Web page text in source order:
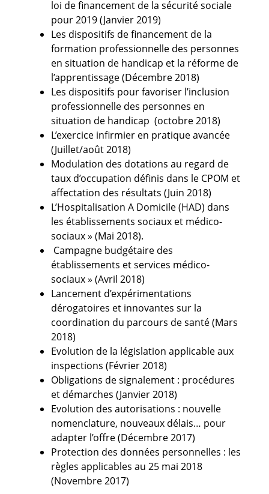
loi de financement de la sécurité sociale
pour 2019 (Janvier 2019)
Les dispositifs de financement de la
formation professionnelle des personnes
en situation de handicap et la réforme de
l’apprentissage (Décembre 2018)
Les dispositifs pour favoriser l’inclusion
professionnelle des personnes en
situation de handicap (octobre 2018)
L’exercice infirmier en pratique avancée
(Juillet/août 2018)
Modulation des dotations au regard de
taux d’occupation définis dans le CPOM et
affectation des résultats (Juin 2018)
L’Hospitalisation A Domicile (HAD) dans
les établissements sociaux et médico-
sociaux » (Mai 2018).
Campagne budgétaire des
établissements et services médico-
sociaux » (Avril 2018)
Lancement d’expérimentations
dérogatoires et innovantes sur la
coordination du parcours de santé (Mars
2018)
Evolution de la législation applicable aux
inspections (Février 2018)
Obligations de signalement : procédures
et démarches (Janvier 2018)
Evolution des autorisations : nouvelle
nomenclature, nouveaux délais… pour
adapter l’offre (Décembre 2017)
Protection des données personnelles : les
règles applicables au 25 mai 2018
(Novembre 2017)